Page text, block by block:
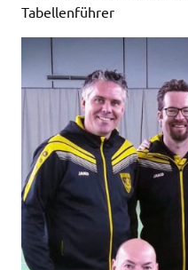
Tabellenführer